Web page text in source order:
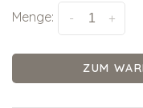
Menge: +
-
ZUM